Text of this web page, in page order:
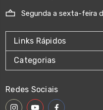
Segunda a sexta-feira
Links Rápidos
Categorias
Redes Sociais